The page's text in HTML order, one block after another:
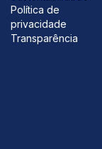
Política de
privacidade
Transparência